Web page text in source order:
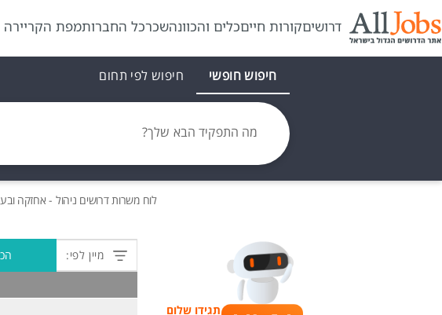
דרושיםקורות חייםכלים והכוונהשכרכל החברותמפת הקריירה
חיפוש חופשי חיפוש לפי תחום
מה התפקיד הבא שלך?
לוח משרותדרושים ניהול - אחזקה
תגידו שלום
מיין לפי: